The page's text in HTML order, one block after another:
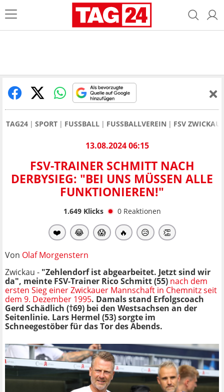
TAG24 SPORT FUSSBALL FUSSBALLVEREIN FSV ZWICKAU
13.08.2024 06:15
FSV-TRAINER SCHMITT NACH
DERBYSIEG: "BEI UNS MÜSSEN ALLE
FUNKTIONIEREN!"
1.649Klicks 0 Reaktionen
❤️ 😂 😱 🔥 😥 👏
Von Olaf Morgenstern
Zwickau - "Zehlendorf ist abgearbeitet. Jetzt sind wir
da", meinte FSV-Trainer Rico Schmitt (55) nach dem
ersten Sieg einer Zwickauer Mannschaft in Chemnitz seit
dem 9. Dezember 1995. Damals stand Erfolgscoach
Gerd Schädlich (†69) bei den Westsachsen an der
Seitenlinie. Lars Hermel (53) sorgte im
Schneegestöber für das Tor des Abends.